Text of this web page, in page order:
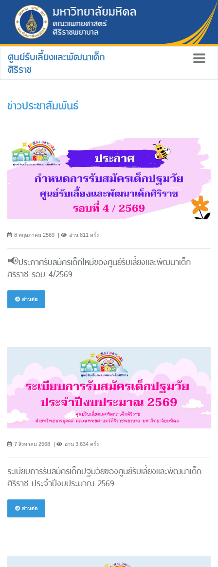
ศูนย์รับเลี้ยงและพัฒนาเด็ก
ศิริราช
ข่าวประชาสัมพันธ์
8 พฤษภาคม 2569 อ่าน 811 ครั้ง
📢ประกาศรับสมัครเด็กใหม่ของศูนย์รับเลี้ยงและพัฒนาเด็ก
ศิริราช รอบ 4/2569
อ่านต่อ
7 สิงหาคม 2568 อ่าน 3,634 ครั้ง
ระเบียบการรับสมัครเด็กปฐมวัยของศูนย์รับเลี้ยงและพัฒนาเด็ก
ศิริราช ประจำปีงบประมาณ 2569
อ่านต่อ